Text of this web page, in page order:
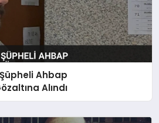
Ahbap
Alındı